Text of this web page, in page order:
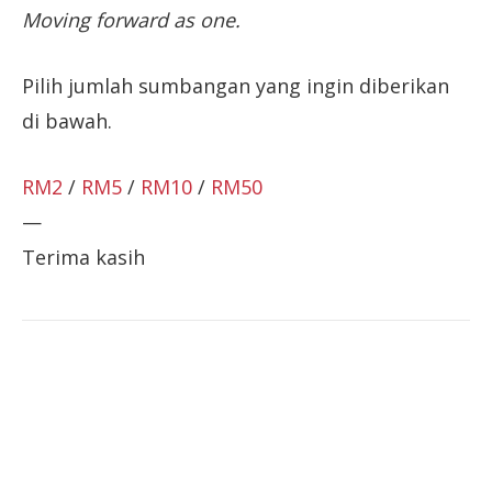
Moving forward as one.
Pilih jumlah sumbangan yang ingin diberikan
di bawah.
RM2 / RM5 / RM10 / RM50
—
Terima kasih